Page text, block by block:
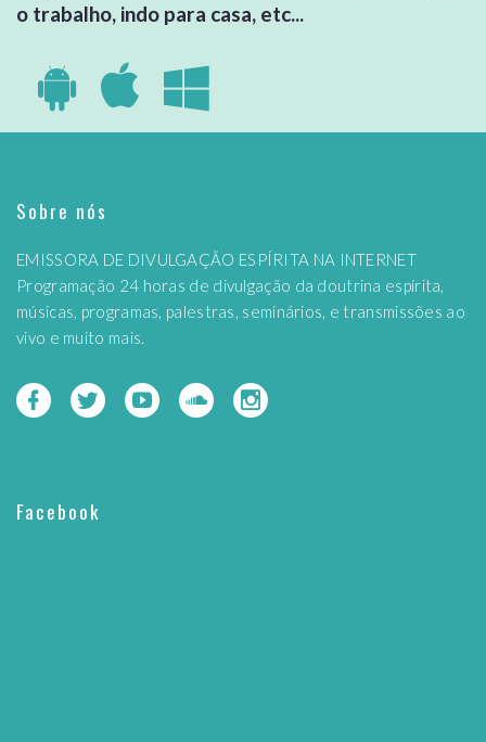
o trabalho, indo para casa, etc...
Sobre nós
EMISSORA DE DIVULGAÇÃO ESPÍRITA NA INTERNET
Programação 24 horas de divulgação da doutrina espírita,
músicas, programas, palestras, seminários, e transmissões ao
vivo e muito mais.
Facebook